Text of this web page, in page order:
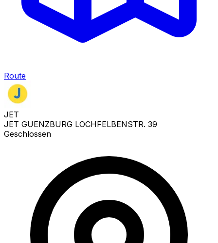
Route
JET
JET GUENZBURG LOCHFELBENSTR. 39
Geschlossen